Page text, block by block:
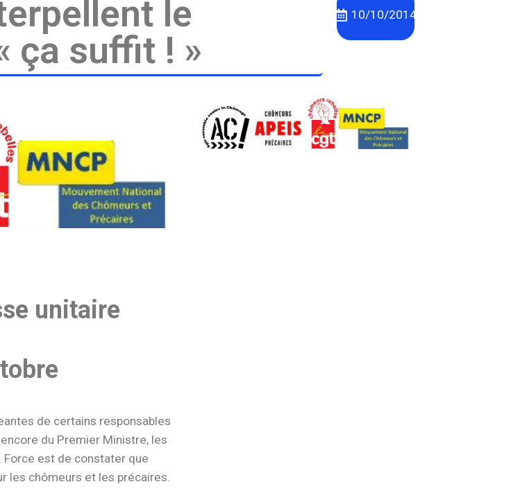
le
ça suffit ! »
10/10/2014
unitaire
de certains responsables
du Premier Ministre, les
Force est de constater que
les chômeurs et les précaires.